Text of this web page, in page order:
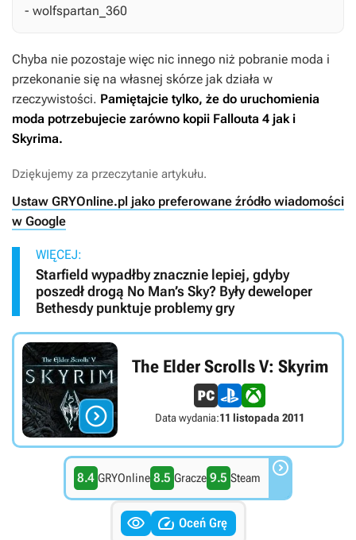
- wolfspartan_360
Chyba nie pozostaje więc nic innego niż pobranie moda i
przekonanie się na własnej skórze jak działa w
rzeczywistości. Pamiętajcie tylko, że do uruchomienia
moda potrzebujecie zarówno kopii Fallouta 4 jak i
Skyrima.
Dziękujemy za przeczytanie artykułu.
Ustaw GRYOnline.pl jako preferowane źródło wiadomości
w Google
WIĘCEJ:
Starfield wypadłby znacznie lepiej, gdyby
poszedł drogą No Man’s Sky? Były deweloper
Bethesdy punktuje problemy gry

The Elder Scrolls V: Skyrim
Data wydania:11 listopada 2011
8.4 GRYOnline 8.5 Gracze 9.5 Steam 
  Oceń Grę